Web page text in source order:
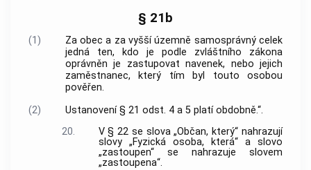
§ 21b
(1)
Za obec a za vyšší územně samosprávný celek
jedná ten, kdo je podle zvláštního zákona
oprávněn je zastupovat navenek, nebo jejich
zaměstnanec, který tím byl touto osobou
pověřen.
(2)
Ustanovení § 21 odst. 4 a 5 platí obdobně.“.
20.
V § 22 se slova „Občan, který“ nahrazují
slovy „Fyzická osoba, která“ a slovo
„zastoupen“ se nahrazuje slovem
„zastoupena“.